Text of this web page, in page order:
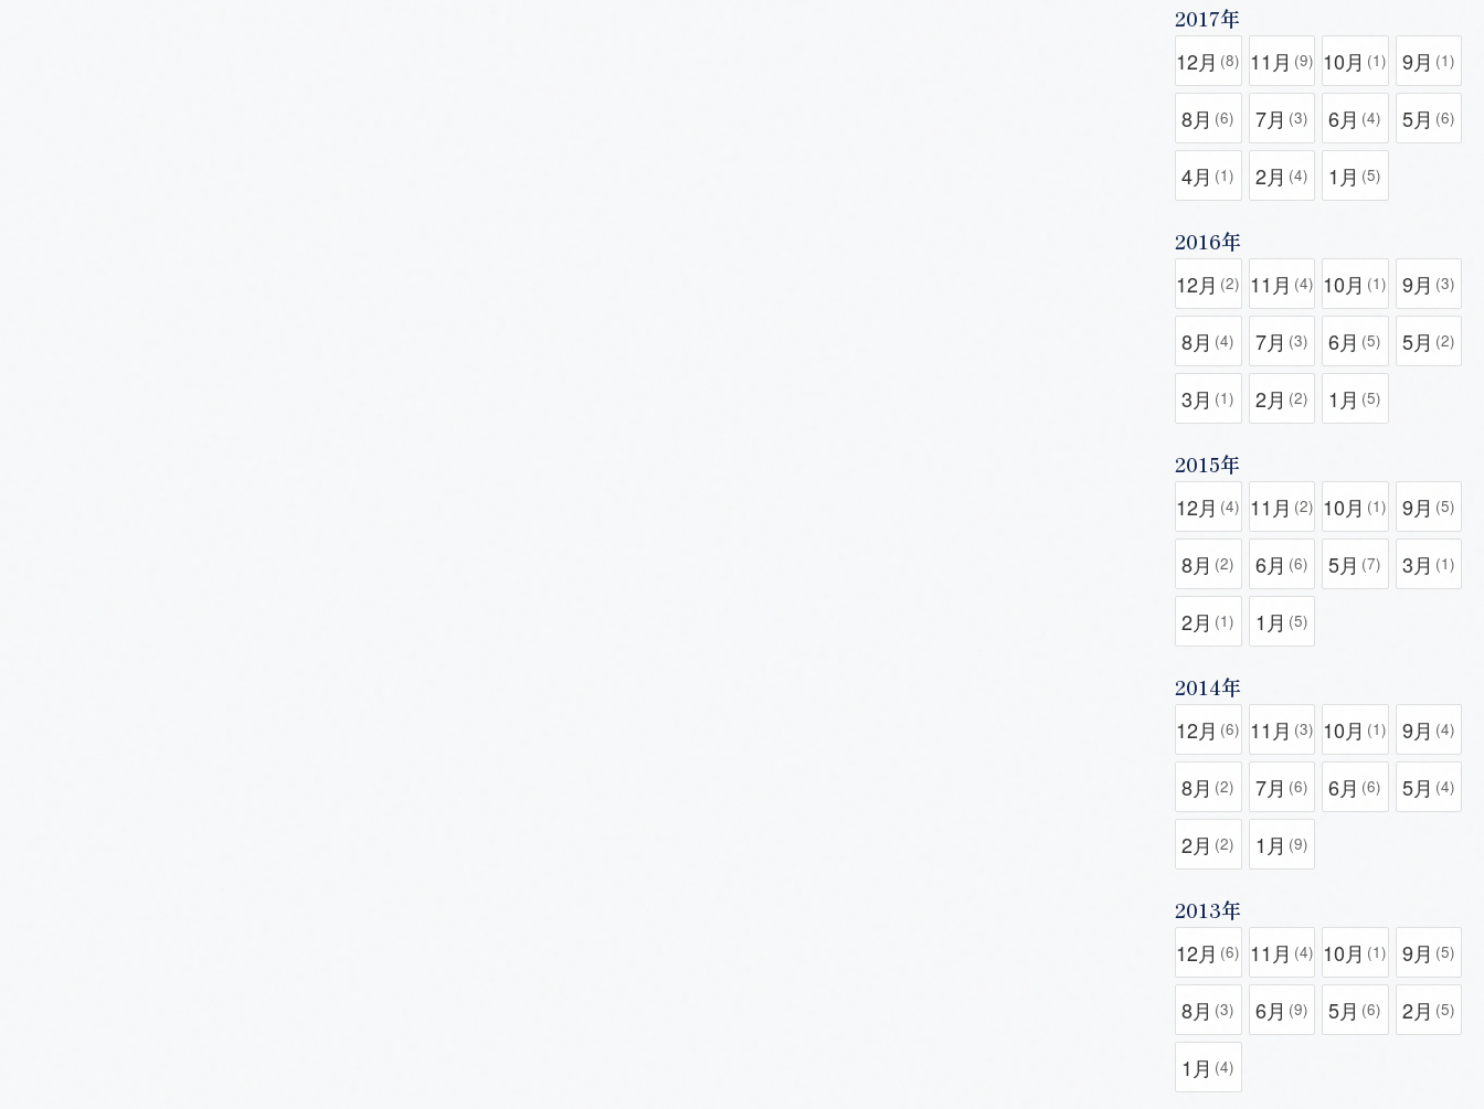
2017年
12月 (8) 11月 (9) 10月 (1) 9月 (1)
8月 (6) 7月 (3) 6月 (4) 5月 (6)
4月 (1) 2月 (4) 1月 (5)
2016年
12月 (2) 11月 (4) 10月 (1) 9月 (3)
8月 (4) 7月 (3) 6月 (5) 5月 (2)
3月 (1) 2月 (2) 1月 (5)
2015年
12月 (4) 11月 (2) 10月 (1) 9月 (5)
8月 (2) 6月 (6) 5月 (7) 3月 (1)
2月 (1) 1月 (5)
2014年
12月 (6) 11月 (3) 10月 (1) 9月 (4)
8月 (2) 7月 (6) 6月 (6) 5月 (4)
2月 (2) 1月 (9)
2013年
12月 (6) 11月 (4) 10月 (1) 9月 (5)
8月 (3) 6月 (9) 5月 (6) 2月 (5)
1月 (4)